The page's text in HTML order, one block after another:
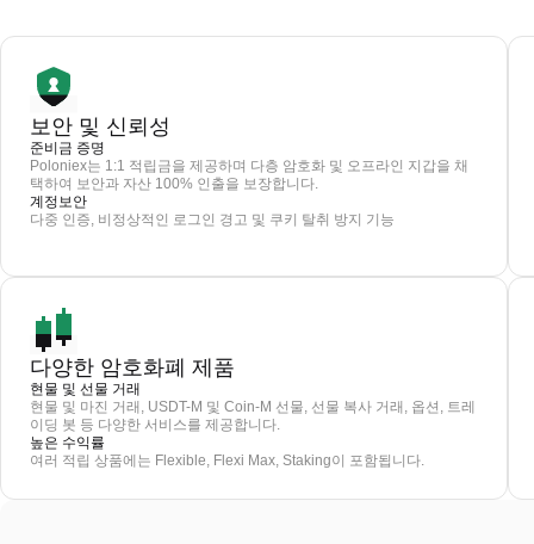
보안 및 신뢰성
준비금 증명
Poloniex는 1:1 적립금을 제공하며 다층 암호화 및 오프라인 지갑을 채
택하여 보안과 자산 100% 인출을 보장합니다.
계정보안
다중 인증, 비정상적인 로그인 경고 및 쿠키 탈취 방지 기능
다양한 암호화폐 제품
현물 및 선물 거래
현물 및 마진 거래, USDT-M 및 Coin-M 선물, 선물 복사 거래, 옵션, 트레
이딩 봇 등 다양한 서비스를 제공합니다.
높은 수익률
여러 적립 상품에는 Flexible, Flexi Max, Staking이 포함됩니다.